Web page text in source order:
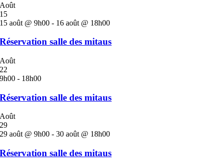
Août
15
15 août @ 9h00 - 16 août @ 18h00
Réservation salle des mitaus
Août
22
9h00 - 18h00
Réservation salle des mitaus
Août
29
29 août @ 9h00 -30 août @ 18h00
Réservation salle des mitaus